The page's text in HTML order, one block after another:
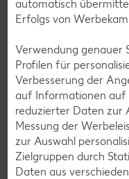
automatisch
Erfolgs von
Verwendung genauer
Profilen für
Verbesserung der
auf Informationen auf
reduzierter Daten zur
Messung der
zur Auswahl
Zielgruppen durch
Daten aus